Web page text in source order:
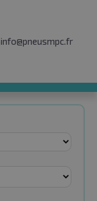
info@pneusmpc.fr